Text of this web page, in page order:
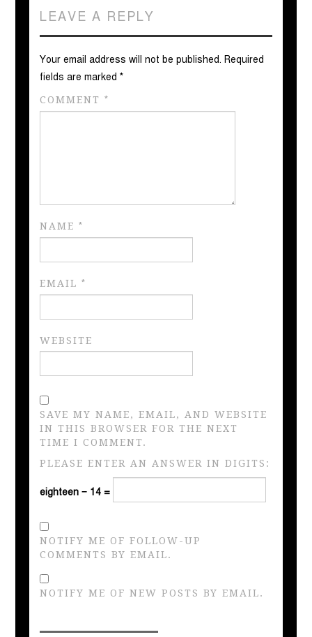
LEAVE A REPLY
Your email address will not be published. Required
fields are marked*
COMMENT*
NAME*
EMAIL*
WEBSITE
SAVE MY NAME, EMAIL, AND WEBSITE
IN THIS BROWSER FOR THE NEXT
TIME I COMMENT.
PLEASE ENTER AN ANSWER IN DIGITS:
eighteen − 14 =
NOTIFY ME OF FOLLOW-UP
COMMENTS BY EMAIL.
NOTIFY ME OF NEW POSTS BY EMAIL.